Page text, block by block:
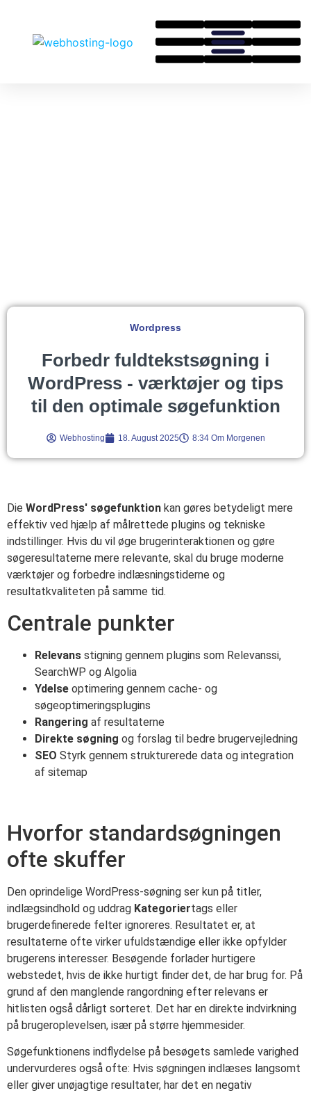
Wordpress
Forbedr fuldtekstsøgning i
WordPress - værktøjer og tips
til den optimale søgefunktion
Webhosting 18. August 2025 8:34 Om Morgenen
Die WordPress' søgefunktion kan gøres betydeligt mere
effektiv ved hjælp af målrettede plugins og tekniske
indstillinger. Hvis du vil øge brugerinteraktionen og gøre
søgeresultaterne mere relevante, skal du bruge moderne
værktøjer og forbedre indlæsningstiderne og
resultatkvaliteten på samme tid.
Centrale punkter
Relevans stigning gennem plugins som Relevanssi,
SearchWP og Algolia
Ydelse optimering gennem cache- og
søgeoptimeringsplugins
Rangering af resultaterne
Direkte søgning og forslag til bedre brugervejledning
SEO Styrk gennem strukturerede data og integration
af sitemap
Hvorfor standardsøgningen
ofte skuffer
Den oprindelige WordPress-søgning ser kun på titler,
indlægsindhold og uddrag Kategoriertags eller
brugerdefinerede felter ignoreres. Resultatet er, at
resultaterne ofte virker ufuldstændige eller ikke opfylder
brugerens interesser. Besøgende forlader hurtigere
webstedet, hvis de ikke hurtigt finder det, de har brug for. På
grund af den manglende rangordning efter relevans er
hitlisten også dårligt sorteret. Det har en direkte indvirkning
på brugeroplevelsen, især på større hjemmesider.
Søgefunktionens indflydelse på besøgets samlede varighed
undervurderes også ofte: Hvis søgningen indlæses langsomt
eller giver unøjagtige resultater, har det en negativ